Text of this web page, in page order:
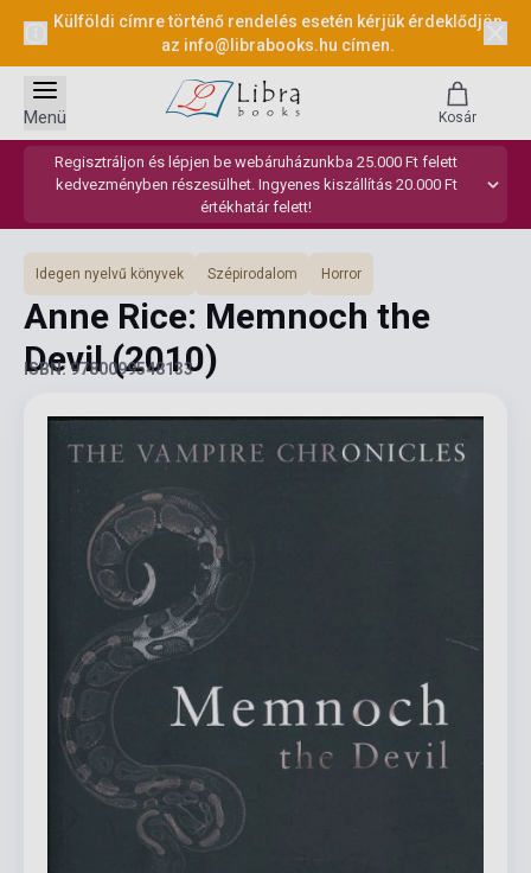
Külföldi címre történő rendelés esetén kérjük érdeklődjön
az info@librabooks.hu címen.
Regisztráljon és lépjen be webáruházunkba 25.000 Ft felett
kedvezményben részesülhet. Ingyenes kiszállítás 20.000 Ft
értékhatár felett!
Menü Kosár
Idegen nyelvű könyvek Szépirodalom Horror
Anne Rice: Memnoch the
Devil(2010)
ISBN: 9780099548133